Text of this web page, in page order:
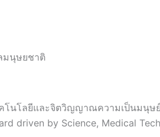
มนุษยชาติ
โนโลยีและจิตวิญญาณความเป็นมนุษย์
driven by Science, Medical